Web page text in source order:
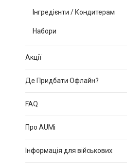
Інгредієнти / Кондитерам
Набори
Акції
Де Придбати Офлайн?
FAQ
Про AUMi
Інформація для військових